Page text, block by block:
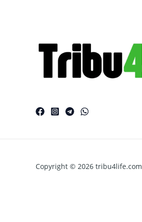
Copyright © 2026 tribu4life.com